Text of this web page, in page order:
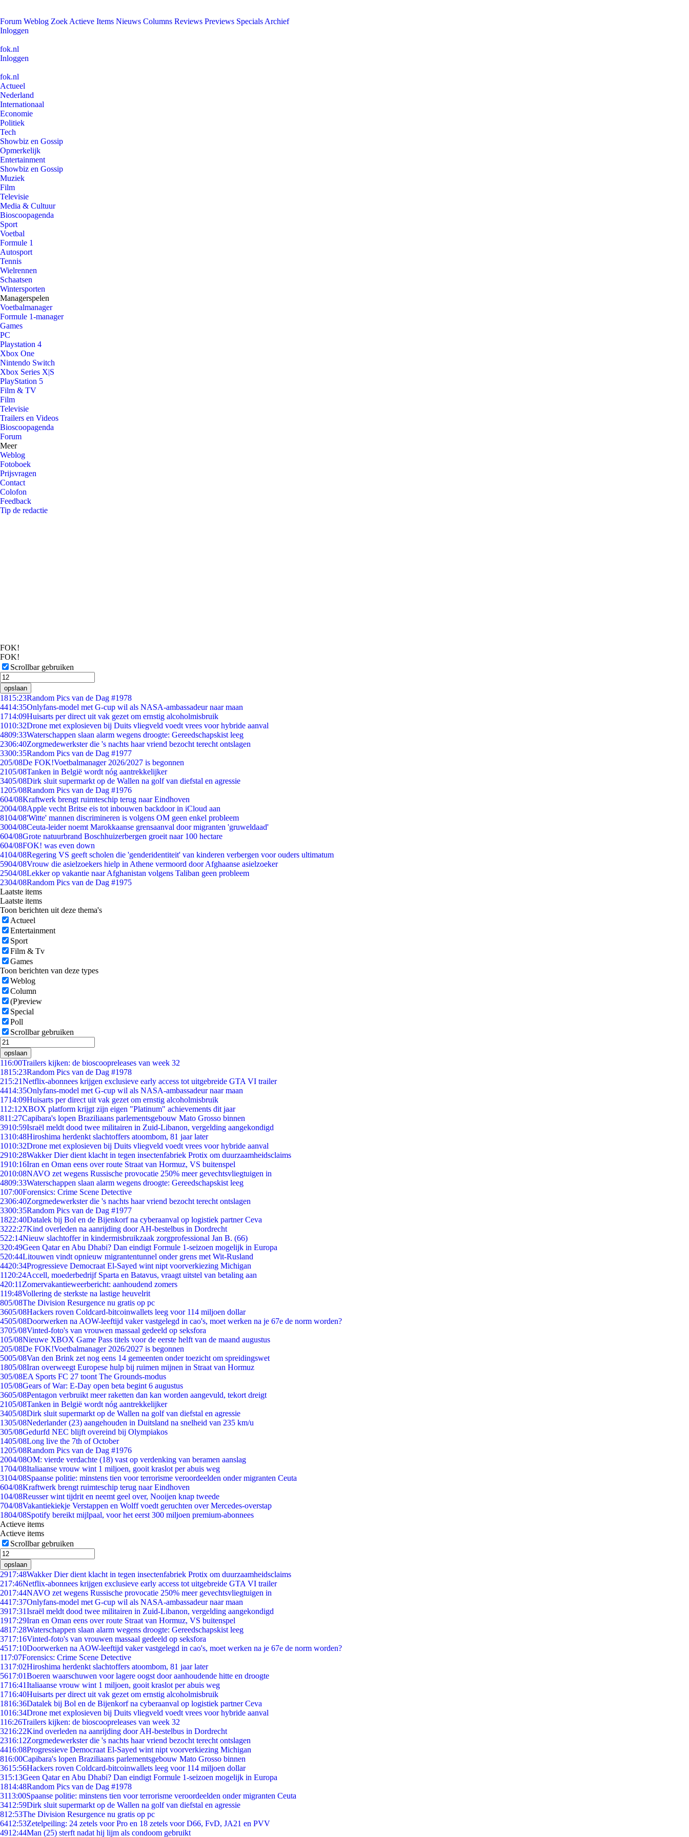
Forum Weblog Zoek Actieve Items Nieuws Columns Reviews Previews Specials Archief
Inloggen
fok.nl
Inloggen
fok.nl
Actueel
Nederland
Internationaal
Economie
Politiek
Tech
Showbiz en Gossip
Opmerkelijk
Entertainment
Showbiz en Gossip
Muziek
Film
Televisie
Media & Cultuur
Bioscoopagenda
Sport
Voetbal
Formule 1
Autosport
Tennis
Wielrennen
Schaatsen
Wintersporten
Managerspelen
Voetbalmanager
Formule 1-manager
Games
PC
Playstation 4
Xbox One
Nintendo Switch
Xbox Series X|S
PlayStation 5
Film & TV
Film
Televisie
Trailers en Videos
Bioscoopagenda
Forum
Meer
Weblog
Fotoboek
Prijsvragen
Contact
Colofon
Feedback
Tip de redactie
FOK!
FOK!
Scrollbar gebruiken
opslaan
1815:23Random Pics van de Dag #1978
4414:35Onlyfans-model met G-cup wil als NASA-ambassadeur naar maan
1714:09Huisarts per direct uit vak gezet om ernstig alcoholmisbruik
1010:32Drone met explosieven bij Duits vliegveld voedt vrees voor hybride aanval
4809:33Waterschappen slaan alarm wegens droogte: Gereedschapskist leeg
2306:40Zorgmedewerkster die 's nachts haar vriend bezocht terecht ontslagen
3300:35Random Pics van de Dag #1977
205/08De FOK!Voetbalmanager 2026/2027 is begonnen
2105/08Tanken in België wordt nóg aantrekkelijker
3405/08Dirk sluit supermarkt op de Wallen na golf van diefstal en agressie
1205/08Random Pics van de Dag #1976
604/08Kraftwerk brengt ruimteschip terug naar Eindhoven
2004/08Apple vecht Britse eis tot inbouwen backdoor in iCloud aan
8104/08'Witte' mannen discrimineren is volgens OM geen enkel probleem
3004/08Ceuta-leider noemt Marokkaanse grensaanval door migranten 'gruweldaad'
604/08Grote natuurbrand Boschhuizerbergen groeit naar 100 hectare
604/08FOK! was even down
4104/08Regering VS geeft scholen die 'genderidentiteit' van kinderen verbergen voor ouders ultimatum
5904/08Vrouw die asielzoekers hielp in Athene vermoord door Afghaanse asielzoeker
2504/08Lekker op vakantie naar Afghanistan volgens Taliban geen probleem
2304/08Random Pics van de Dag #1975
Laatste items
Laatste items
Toon berichten uit deze thema's
Actueel
Entertainment
Sport
Film & Tv
Games
Toon berichten van deze types
Weblog
Column
(P)review
Special
Poll
Scrollbar gebruiken
opslaan
116:00Trailers kijken: de bioscoopreleases van week 32
1815:23Random Pics van de Dag #1978
215:21Netflix-abonnees krijgen exclusieve early access tot uitgebreide GTA VI trailer
4414:35Onlyfans-model met G-cup wil als NASA-ambassadeur naar maan
1714:09Huisarts per direct uit vak gezet om ernstig alcoholmisbruik
112:12XBOX platform krijgt zijn eigen "Platinum" achievements dit jaar
811:27Capibara's lopen Braziliaans parlementsgebouw Mato Grosso binnen
3910:59Israël meldt dood twee militairen in Zuid-Libanon, vergelding aangekondigd
1310:48Hiroshima herdenkt slachtoffers atoombom, 81 jaar later
1010:32Drone met explosieven bij Duits vliegveld voedt vrees voor hybride aanval
2910:28Wakker Dier dient klacht in tegen insectenfabriek Protix om duurzaamheidsclaims
1910:16Iran en Oman eens over route Straat van Hormuz, VS buitenspel
2010:08NAVO zet wegens Russische provocatie 250% meer gevechtsvliegtuigen in
4809:33Waterschappen slaan alarm wegens droogte: Gereedschapskist leeg
107:00Forensics: Crime Scene Detective
2306:40Zorgmedewerkster die 's nachts haar vriend bezocht terecht ontslagen
3300:35Random Pics van de Dag #1977
1822:40Datalek bij Bol en de Bijenkorf na cyberaanval op logistiek partner Ceva
3222:27Kind overleden na aanrijding door AH-bestelbus in Dordrecht
522:14Nieuw slachtoffer in kindermisbruikzaak zorgprofessional Jan B. (66)
320:49Geen Qatar en Abu Dhabi? Dan eindigt Formule 1-seizoen mogelijk in Europa
520:44Litouwen vindt opnieuw migrantentunnel onder grens met Wit-Rusland
4420:34Progressieve Democraat El-Sayed wint nipt voorverkiezing Michigan
11 20:24Accell, moederbedrijf Sparta en Batavus, vraagt uitstel van betaling aan
420:11 Zomervakantieweerbericht: aanhoudend zomers
119:48Vollering de sterkste na lastige heuvelrit
805/08The Division Resurgence nu gratis op pc
3605/08Hackers roven Coldcard-bitcoinwallets leeg voor 114 miljoen dollar
4505/08Doorwerken na AOW-leeftijd vaker vastgelegd in cao's, moet werken na je 67e de norm worden?
3705/08Vinted-foto's van vrouwen massaal gedeeld op seksfora
105/08Nieuwe XBOX Game Pass titels voor de eerste helft van de maand augustus
205/08De FOK!Voetbalmanager 2026/2027 is begonnen
5005/08Van den Brink zet nog eens 14 gemeenten onder toezicht om spreidingswet
1805/08Iran overweegt Europese hulp bij ruimen mijnen in Straat van Hormuz
305/08EA Sports FC 27 toont The Grounds-modus
105/08Gears of War: E-Day open beta begint 6 augustus
3605/08Pentagon verbruikt meer raketten dan kan worden aangevuld, tekort dreigt
2105/08Tanken in België wordt nóg aantrekkelijker
3405/08Dirk sluit supermarkt op de Wallen na golf van diefstal en agressie
1305/08Nederlander (23) aangehouden in Duitsland na snelheid van 235 km/u
305/08Gedurfd NEC blijft overeind bij Olympiakos
1405/08Long live the 7th of October
1205/08Random Pics van de Dag #1976
2004/08OM: vierde verdachte (18) vast op verdenking van beramen aanslag
1704/08Italiaanse vrouw wint 1 miljoen, gooit kraslot per abuis weg
3104/08Spaanse politie: minstens tien voor terrorisme veroordeelden onder migranten Ceuta
604/08Kraftwerk brengt ruimteschip terug naar Eindhoven
104/08Reusser wint tijdrit en neemt geel over, Nooijen knap tweede
704/08Vakantiekiekje Verstappen en Wolff voedt geruchten over Mercedes-overstap
1804/08Spotify bereikt mijlpaal, voor het eerst 300 miljoen premium-abonnees
Actieve items
Actieve items
Scrollbar gebruiken
opslaan
2917:48Wakker Dier dient klacht in tegen insectenfabriek Protix om duurzaamheidsclaims
217:46Netflix-abonnees krijgen exclusieve early access tot uitgebreide GTA VI trailer
2017:44NAVO zet wegens Russische provocatie 250% meer gevechtsvliegtuigen in
4417:37Onlyfans-model met G-cup wil als NASA-ambassadeur naar maan
3917:31Israël meldt dood twee militairen in Zuid-Libanon, vergelding aangekondigd
1917:29Iran en Oman eens over route Straat van Hormuz, VS buitenspel
4817:28Waterschappen slaan alarm wegens droogte: Gereedschapskist leeg
3717:16Vinted-foto's van vrouwen massaal gedeeld op seksfora
4517:10Doorwerken na AOW-leeftijd vaker vastgelegd in cao's, moet werken na je 67e de norm worden?
117:07Forensics: Crime Scene Detective
1317:02Hiroshima herdenkt slachtoffers atoombom, 81 jaar later
5617:01Boeren waarschuwen voor lagere oogst door aanhoudende hitte en droogte
1716:41Italiaanse vrouw wint 1 miljoen, gooit kraslot per abuis weg
1716:40Huisarts per direct uit vak gezet om ernstig alcoholmisbruik
1816:36Datalek bij Bol en de Bijenkorf na cyberaanval op logistiek partner Ceva
1016:34Drone met explosieven bij Duits vliegveld voedt vrees voor hybride aanval
116:26Trailers kijken: de bioscoopreleases van week 32
3216:22Kind overleden na aanrijding door AH-bestelbus in Dordrecht
2316:12Zorgmedewerkster die 's nachts haar vriend bezocht terecht ontslagen
4416:08Progressieve Democraat El-Sayed wint nipt voorverkiezing Michigan
816:00Capibara's lopen Braziliaans parlementsgebouw Mato Grosso binnen
3615:56Hackers roven Coldcard-bitcoinwallets leeg voor 114 miljoen dollar
315:13Geen Qatar en Abu Dhabi? Dan eindigt Formule 1-seizoen mogelijk in Europa
1814:48Random Pics van de Dag #1978
3113:00Spaanse politie: minstens tien voor terrorisme veroordeelden onder migranten Ceuta
3412:59Dirk sluit supermarkt op de Wallen na golf van diefstal en agressie
812:53The Division Resurgence nu gratis op pc
6412:53Zetelpeiling: 24 zetels voor Pro en 18 zetels voor D66, FvD, JA21 en PVV
4912:44Man (25) sterft nadat hij lijm als condoom gebruikt